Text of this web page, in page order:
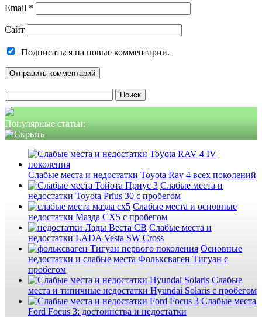
Email *
Сайт
Подписаться на новые комментарии.
Популярные статьи:
Слабые места и недостатки Toyota Rav 4 всех поколений
Слабые места и
недостатки Toyota Prius 30 с пробегом
Слабые места и основные
недостатки Мазда СХ5 с пробегом
Слабые места и
недостатки LADA Vesta SW Cross
Основные
недостатки и слабые места Фольксваген Тигуан с
пробегом
Слабые
места и типичные недостатки Hyundai Solaris с пробегом
Слабые места
Ford Focus 3: достоинства и недостатки